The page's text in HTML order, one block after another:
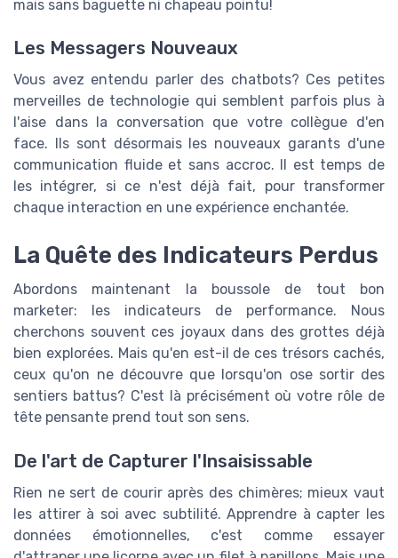
mais sans baguette ni chapeau pointu!
Les Messagers Nouveaux
Vous avez entendu parler des chatbots? Ces petites
merveilles de technologie qui semblent parfois plus à
l'aise dans la conversation que votre collègue d'en
face. Ils sont désormais les nouveaux garants d'une
communication fluide et sans accroc. Il est temps de
les intégrer, si ce n'est déjà fait, pour transformer
chaque interaction en une expérience enchantée.
La Quête des Indicateurs Perdus
Abordons maintenant la boussole de tout bon
marketer: les indicateurs de performance. Nous
cherchons souvent ces joyaux dans des grottes déjà
bien explorées. Mais qu'en est-il de ces trésors cachés,
ceux qu'on ne découvre que lorsqu'on ose sortir des
sentiers battus? C'est là précisément où votre rôle de
tête pensante prend tout son sens.
De l'art de Capturer l'Insaisissable
Rien ne sert de courir après des chimères; mieux vaut
les attirer à soi avec subtilité. Apprendre à capter les
données émotionnelles, c'est comme essayer